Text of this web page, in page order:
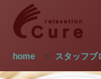
home > スタッフブ